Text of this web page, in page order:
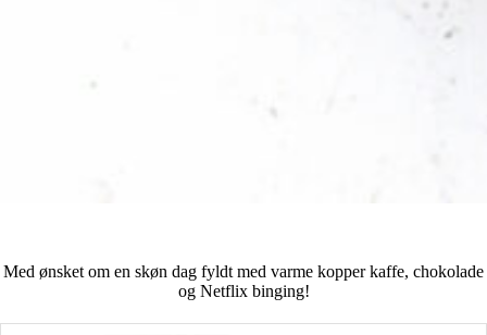
Med ønsket om en skøn dag fyldt med varme kopper kaffe, chokolade
og Netflix binging!